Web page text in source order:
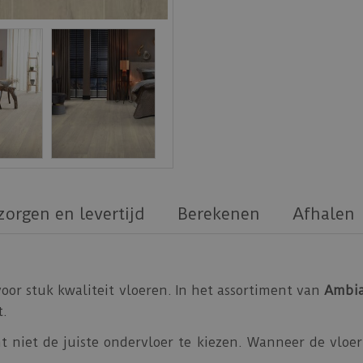
en levertijd Berekenen Afhalen
stuk kwaliteit vloeren. In het assortiment van
niet de juiste ondervloer te kiezen. Wanneer de